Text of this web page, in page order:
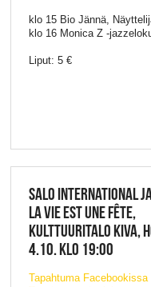
klo 15 Bio Jännä,
klo 16 Monica Z -
Liput: 5 €
SALO INTERNATIONAL
LA VIE EST UNE FÊTE,
KULTTUURITALO KIVA,
4.10. KLO 19:00
Tapahtuma Facebookissa